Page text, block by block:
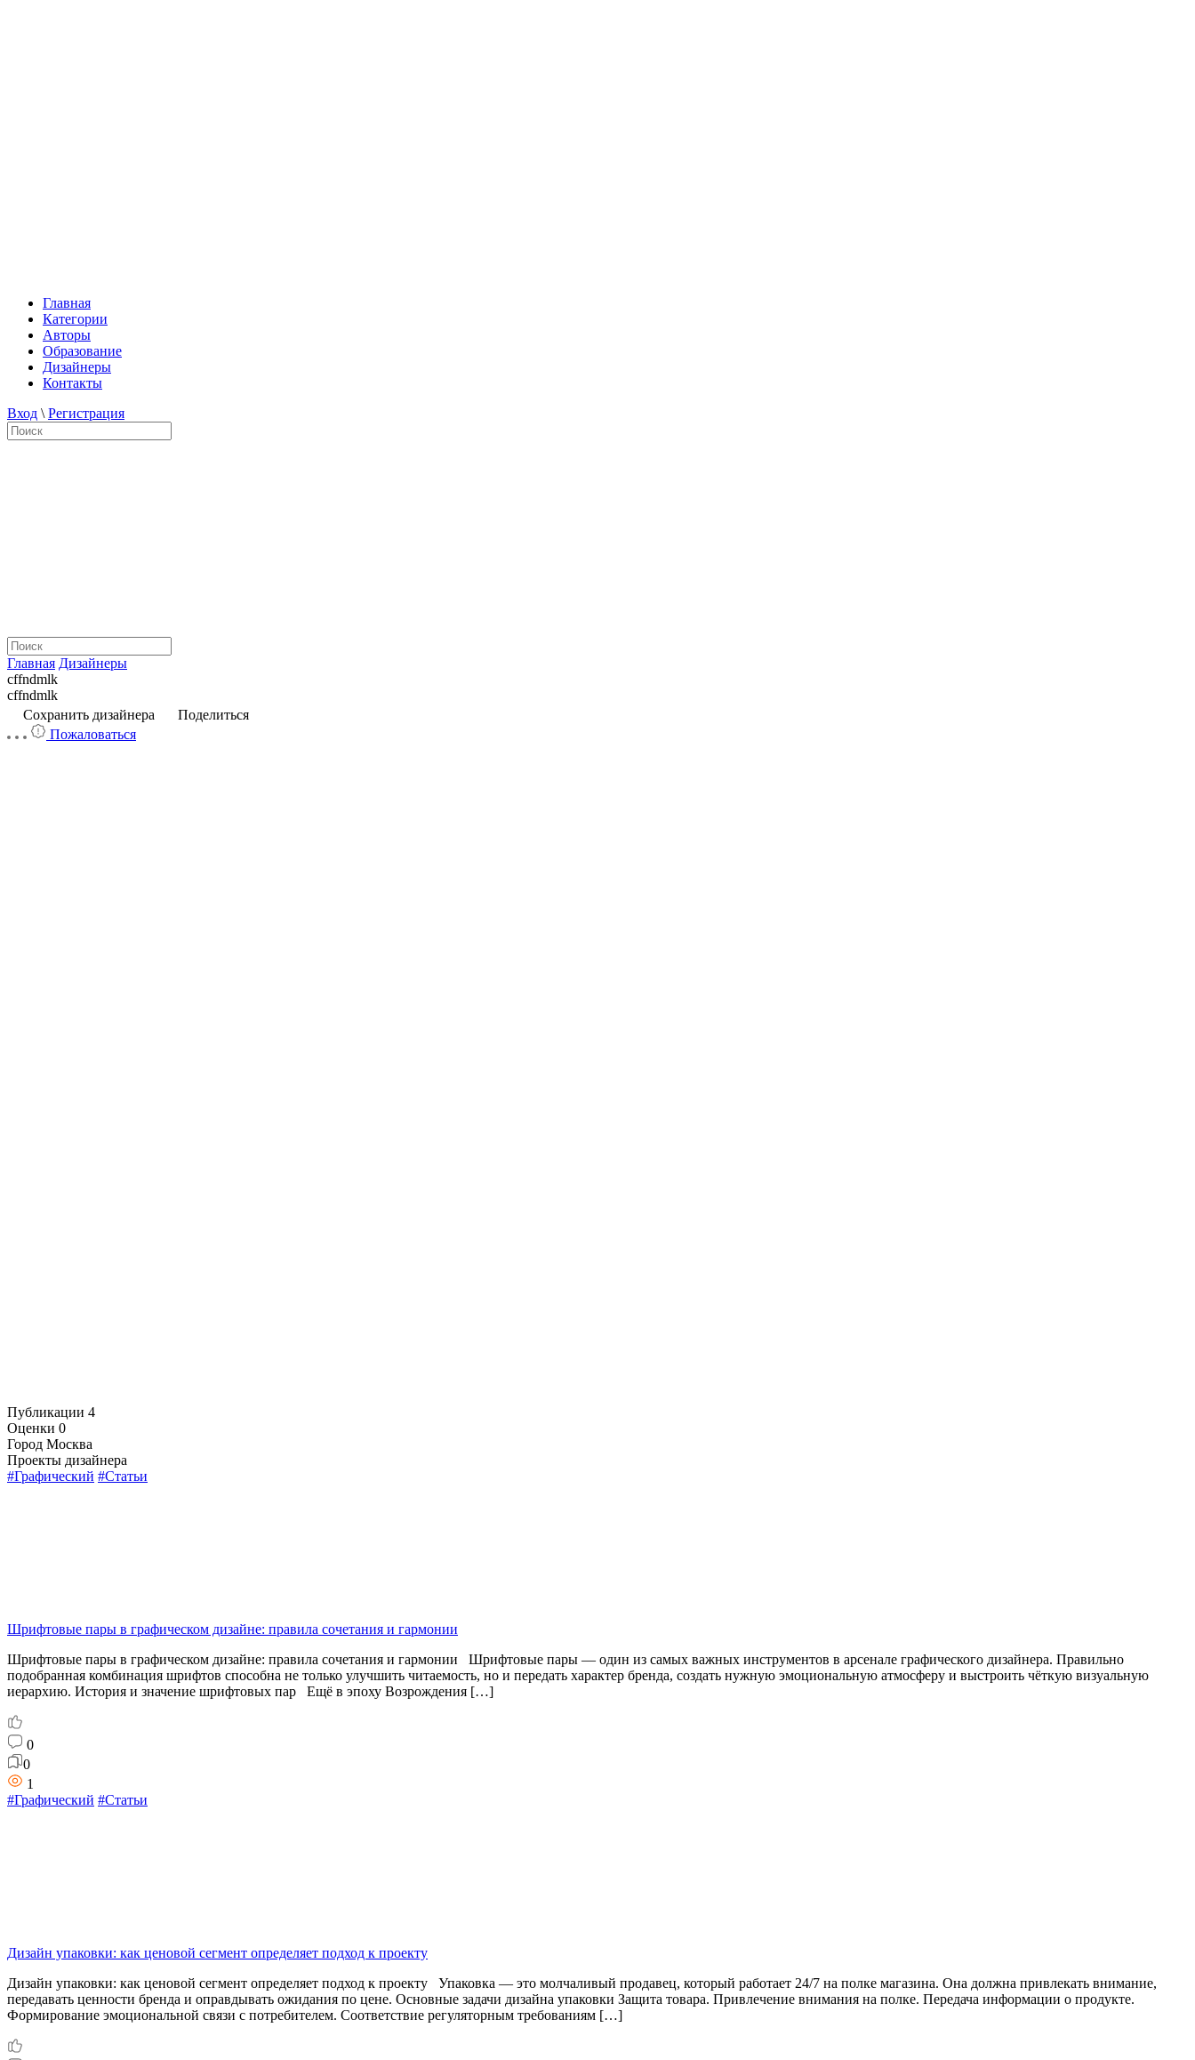
Главная
Категории
Авторы
Образование
Дизайнеры
Контакты
Вход \ Регистрация
Главная Дизайнеры
cffndmlk
cffndmlk
Сохранить дизайнера
Поделиться
Пожаловаться
Публикации 4
Оценки 0
Город Москва
Проекты дизайнера
#Графический #Статьи
Шрифтовые пары в графическом дизайне: правила сочетания и гармонии
Шрифтовые пары в графическом дизайне: правила сочетания и гармонии Шрифтовые пары — один из самых важных инструментов в арсенале графического дизайнера. Правильно
подобранная комбинация шрифтов способна не только улучшить читаемость, но и передать характер бренда, создать нужную эмоциональную атмосферу и выстроить чёткую визуальную
иерархию. История и значение шрифтовых пар Ещё в эпоху Возрождения […]
0
0
1
#Графический #Статьи
Дизайн упаковки: как ценовой сегмент определяет подход к проекту
Дизайн упаковки: как ценовой сегмент определяет подход к проекту Упаковка — это молчаливый продавец, который работает 24/7 на полке магазина. Она должна привлекать внимание,
передавать ценности бренда и оправдывать ожидания по цене. Основные задачи дизайна упаковки Защита товара. Привлечение внимания на полке. Передача информации о продукте.
Формирование эмоциональной связи с потребителем. Соответствие регуляторным требованиям […]